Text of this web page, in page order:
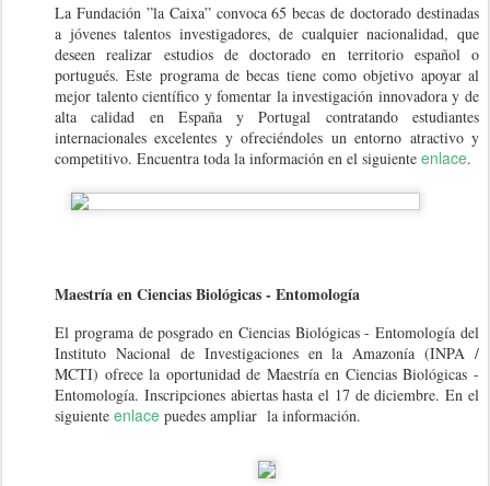
La Fundación ”la Caixa” convoca 65 becas de doctorado destinadas
a jóvenes talentos investigadores, de cualquier nacionalidad, que
deseen realizar estudios de doctorado en territorio español o
portugués. Este programa de becas tiene como objetivo apoyar al
mejor talento científico y fomentar la investigación innovadora y de
alta calidad en España y Portugal contratando estudiantes
internacionales excelentes y ofreciéndoles un entorno atractivo y
competitivo. Encuentra toda la información en el siguiente enlace.
Maestría en Ciencias Biológicas - Entomología
El programa de posgrado en Ciencias Biológicas - Entomología del
Instituto Nacional de Investigaciones en la Amazonía (INPA /
MCTI) ofrece la oportunidad de Maestría en Ciencias Biológicas -
Entomología. Inscripciones abiertas hasta el 17 de diciembre. En el
siguiente enlace puedes ampliar la información.